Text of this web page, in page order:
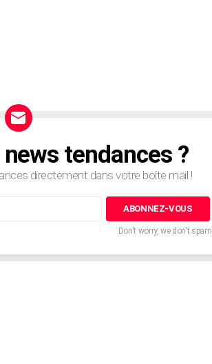
tendances ?
directement dans votre boîte mail !
Don't worry, we don't spam